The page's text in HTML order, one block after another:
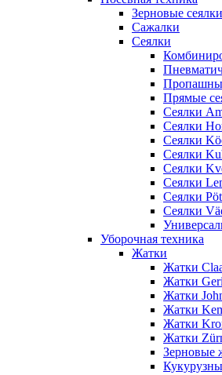
Зерновые сеялки
Сажалки
Сеялки
Прямые
Сеялки
Сеялки
Сеялки
Сеялки
Сеялки
Сеялки
Сеялки
Сеялки
Уборочная техника
Жатки
Жатки
Жатки
Жатки
Жатки
Жатки
Жатки
Зерновые